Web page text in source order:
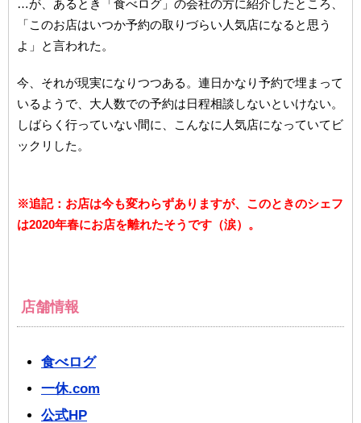
…が、あるとき「食べログ」の会社の方に紹介したところ、
「このお店はいつか予約の取りづらい人気店になると思う
よ」と言われた。
今、それが現実になりつつある。連日かなり予約で埋まって
いるようで、大人数での予約は日程相談しないといけない。
しばらく行っていない間に、こんなに人気店になっていてビ
ックリした。
※追記：お店は今も変わらずありますが、このときのシェフ
は2020年春にお店を離れたそうです（涙）。
店舗情報
食べログ
一休.com
公式HP